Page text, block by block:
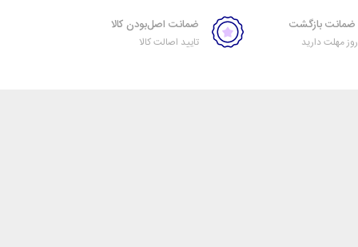
مهلت دارید
ضمانت اصل‌بودن کالا
تایید اصالت کالا